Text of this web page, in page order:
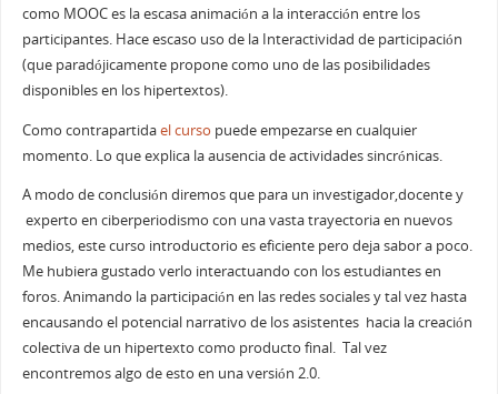
como MOOC es la escasa animación a la interacción entre los
participantes. Hace escaso uso de la Interactividad de participación
(que paradójicamente propone como uno de las posibilidades
disponibles en los hipertextos).
Como contrapartidael curso puede empezarse en cualquier
momento. Lo que explica la ausencia de actividades sincrónicas.
A modo de conclusión diremos que para un investigador,docente y
experto en ciberperiodismo con una vasta trayectoria en nuevos
medios, este curso introductorio es eficiente pero deja sabor a poco.
Me hubiera gustado verlo interactuando con los estudiantes en
foros. Animando la participación en las redes sociales y tal vez hasta
encausando el potencial narrativo de los asistentes hacia la creación
colectiva de un hipertexto como producto final. Tal vez
encontremos algo de esto en una versión 2.0.